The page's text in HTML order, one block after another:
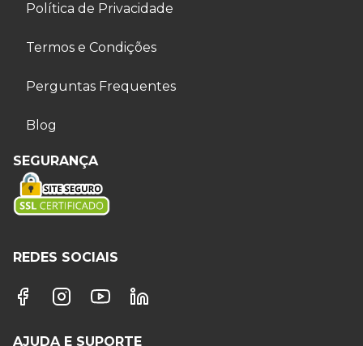
Política de Privacidade
Termos e Condições
Perguntas Frequentes
Blog
SEGURANÇA
REDES SOCIAIS
AJUDA E SUPORTE